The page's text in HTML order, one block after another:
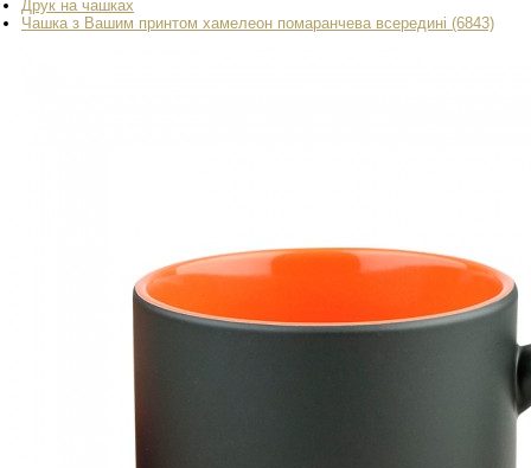
Друк на чашках
Чашка з Вашим принтом хамелеон помаранчева всередині (6843)